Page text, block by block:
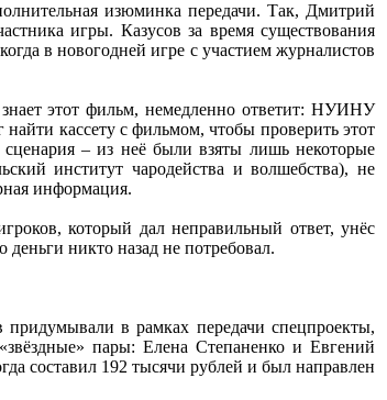
изюминка передачи. Так, Дмитрий
игры. Казусов за время существования
в новогодней игре с участием журналистов
этот фильм, немедленно ответит: НУИНУ
кассету с фильмом, чтобы проверить этот
сценария – из неё были взяты лишь некоторые
институт чародейства и волшебства), не
информация.
который дал неправильный ответ, унёс
никто назад не потребовал.
придумывали в рамках передачи спецпроекты,
пары: Елена Степаненко и Евгений
составил 192 тысячи рублей и был направлен